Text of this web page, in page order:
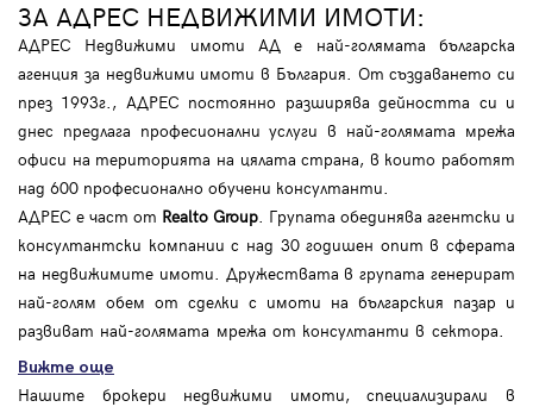
ЗА АДРЕС НЕДВИЖИМИ ИМОТИ:
АДРЕС Недвижими имоти АД е най-голямата българска
агенция за недвижими имоти в България. От създаването си
през 1993г., АДРЕС постоянно разширява дейността си и
днес предлага професионални услуги в най-голямата мрежа
офиси на територията на цялата страна, в които работят
над 600 професионално обучени консултанти.
АДРЕС е част от Realto Group . Групата обединява агентски и
консултантски компании с над 30 годишен опит в сферата
на недвижимите имоти. Дружествата в групата генерират
най-голям обем от сделки с имоти на българския пазар и
развиват най-голямата мрежа от консултанти в сектора.
Вижте още
Нашите брокери недвижими имоти, специализирали в